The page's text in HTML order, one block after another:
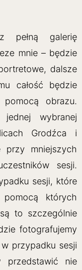
pełną galerię
mnie – będzie
dalsze
całość będzie
obrazu.
wybranej
Grodźca i
przy mniejszych
sesji.
sesji, które
których
to szczególnie
fotografujemy
przypadku sesji
przedstawić nie